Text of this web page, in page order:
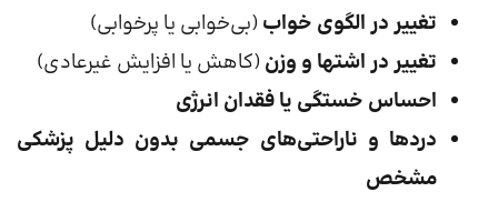
تغییر در الگوی خواب(بی‌خوابی یا پرخوابی)
تغییر در اشتها و وزن(کاهش یا افزایش غیرعادی)
احساس خستگی یا فقدان انرژی
دردها و ناراحتی‌های جسمی بدون دلیل پزشکی
مشخص